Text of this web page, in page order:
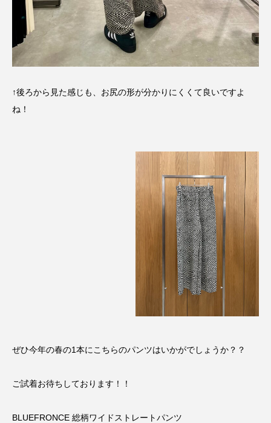
↑後ろから見た感じも、お尻の形が分かりにくくて良いですよ
ね！
ぜひ今年の春の1本にこちらのパンツはいかがでしょうか？？
ご試着お待ちしております！！
BLUEFRONCE 総柄ワイドストレートパンツ